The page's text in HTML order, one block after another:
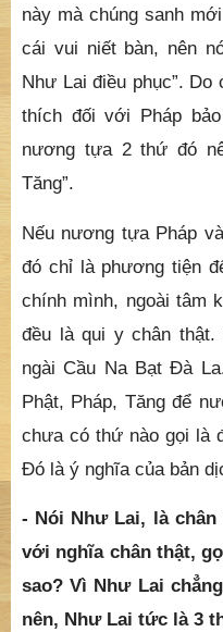
này mà chúng sanh
cái vui niết bàn, nên
Như Lai điều phục”.
thích đối với Pháp
nương tựa 2 thứ đó
Tăng”.
Nếu nương tựa Pháp
đó chỉ là phương tiện
chính mình, ngoài tâm
đều là qui y chân
ngài Cầu Na Bạt Đà
Phật, Pháp, Tăng để
chưa có thứ nào gọi là
Đó là ý nghĩa của bản
- Nói Như Lai, là
với nghĩa chân thật,
sao? Vì Như Lai
nên, Như Lai tức là 3